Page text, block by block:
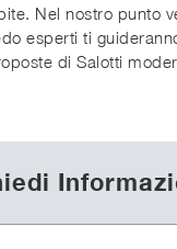
Nel nostro punto
esperti ti
di Salotti